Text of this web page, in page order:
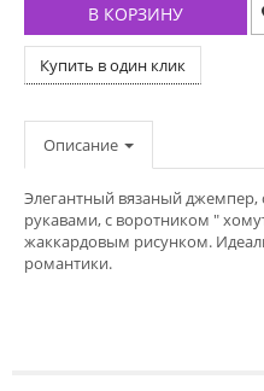
В КОРЗИНУ
Купить в один клик
Описание
Элегантный вязаный джемпер,
рукавами, с воротником "
жаккардовым рисунком.
романтики.